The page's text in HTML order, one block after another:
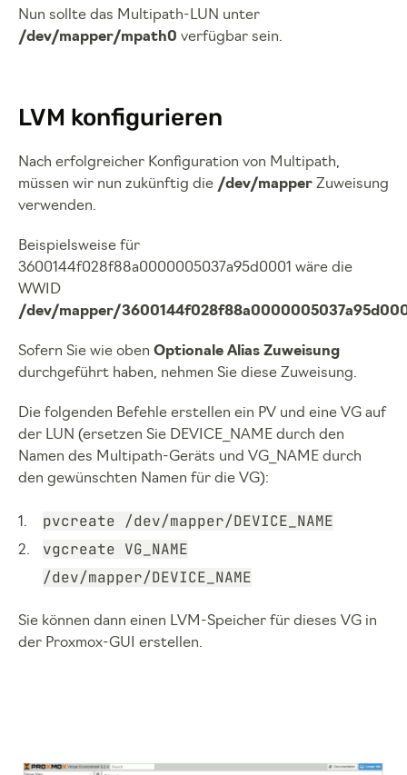
Nun sollte das Multipath-LUN unter
/dev/mapper/mpath0 verfügbar sein.
LVM konfigurieren
Nach erfolgreicher Konfiguration von Multipath,
müssen wir nun zukünftig die /dev/mapper Zuweisung
verwenden.
Beispielsweise für
3600144f028f88a0000005037a95d0001 wäre die
WWID
/dev/mapper/
Sofern Sie wie oben Optionale Alias Zuweisung
durchgeführt haben, nehmen Sie diese Zuweisung.
Die folgenden Befehle erstellen ein PV und eine VG auf
der LUN (ersetzen Sie DEVICE_NAME durch den
Namen des Multipath-Geräts und VG_NAME durch
den gewünschten Namen für die VG):
pvcreate /dev/mapper/DEVICE_NAME
vgcreate VG_NAME
/dev/mapper/DEVICE_NAME
Sie können dann einen LVM-Speicher für dieses VG in
der Proxmox-GUI erstellen.